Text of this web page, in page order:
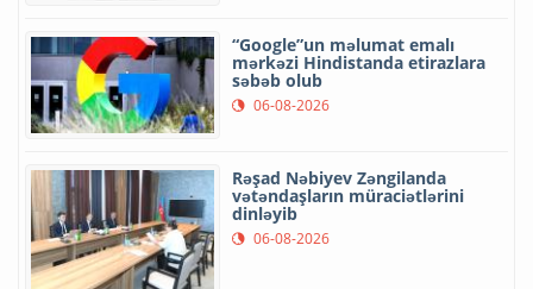
“Google”un məlumat emalı
mərkəzi Hindistanda etirazlara
səbəb olub
06-08-2026
Rəşad Nəbiyev Zəngilanda
vətəndaşların müraciətlərini
dinləyib
06-08-2026